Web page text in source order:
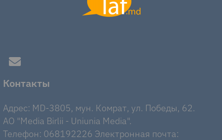
Контакты
Адрес: MD-3805, мун. Комрат, ул. Победы, 62.
AO "Media Birlii - Uniunia Media".
Телефон: 068192226 Электронная почта: